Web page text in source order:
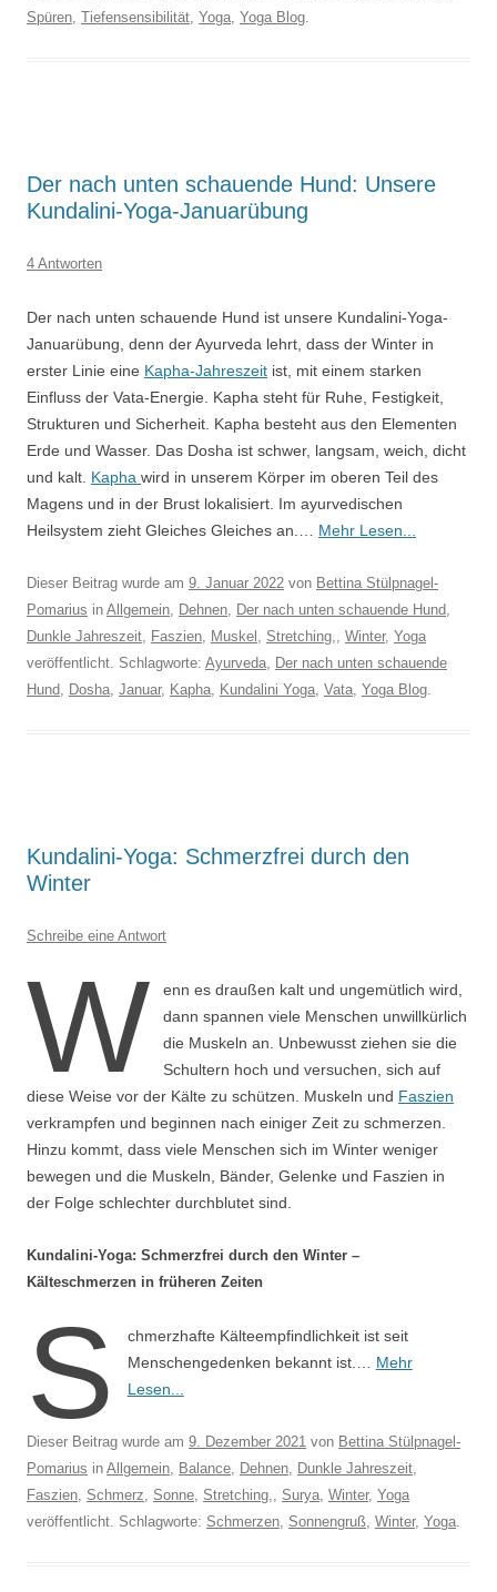
Spüren, Tiefensensibilität, Yoga, Yoga Blog.
Der nach unten schauende Hund: Unsere
Kundalini-Yoga-Januarübung
4 Antworten
Der nach unten schauende Hund ist unsere Kundalini-Yoga-
Januarübung, denn der Ayurveda lehrt, dass der Winter in
erster Linie eine Kapha-Jahreszeit ist, mit einem starken
Einfluss der Vata-Energie. Kapha steht für Ruhe, Festigkeit,
Strukturen und Sicherheit. Kapha besteht aus den Elementen
Erde und Wasser. Das Dosha ist schwer, langsam, weich, dicht
und kalt. Kapha wird in unserem Körper im oberen Teil des
Magens und in der Brust lokalisiert. Im ayurvedischen
Heilsystem zieht Gleiches Gleiches an.… Mehr Lesen...
Dieser Beitrag wurde am 9. Januar 2022 von Bettina Stülpnagel-
Pomarius in Allgemein, Dehnen, Der nach unten schauende Hund,
Dunkle Jahreszeit, Faszien, Muskel , Stretching,, Winter, Yoga
veröffentlicht. Schlagworte: Ayurveda, Der nach unten schauende
Hund, Dosha, Januar, Kapha, Kundalini Yoga, Vata, Yoga Blog.
Kundalini-Yoga: Schmerzfrei durch den
Winter
Schreibe eine Antwort
W
enn es draußen kalt und ungemütlich wird,
dann spannen viele Menschen unwillkürlich
die Muskeln an. Unbewusst ziehen sie die
Schultern hoch und versuchen, sich auf
diese Weise vor der Kälte zu schützen. Muskeln und Faszien
verkrampfen und beginnen nach einiger Zeit zu schmerzen.
Hinzu kommt, dass viele Menschen sich im Winter weniger
bewegen und die Muskeln, Bänder, Gelenke und Faszien in
der Folge schlechter durchblutet sind.
Kundalini-Yoga: Schmerzfrei durch den Winter –
Kälteschmerzen in früheren Zeiten
S
chmerzhafte Kälteempfindlichkeit ist seit
Menschengedenken bekannt ist.… Mehr
Lesen...
Dieser Beitrag wurde am 9. Dezember 2021 von Bettina Stülpnagel-
Pomarius in Allgemein, Balance, Dehnen, Dunkle Jahreszeit,
Faszien, Schmerz, Sonne, Stretching,, Surya, Winter, Yoga
veröffentlicht. Schlagworte: Schmerzen, Sonnengruß, Winter, Yoga.